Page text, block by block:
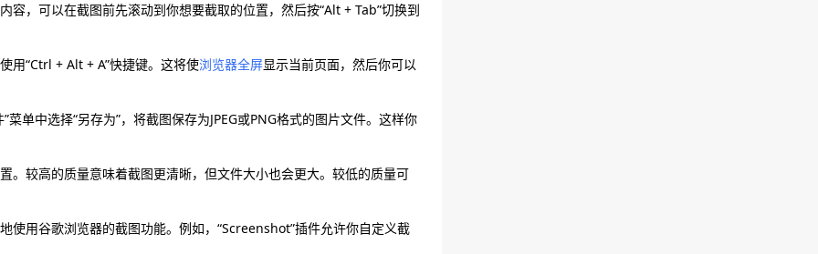
，可以在截图前先滚动到你想要截取的位置，然后按“Alt + Tab”切换到
用“Ctrl + Alt + A”快捷键。这将使浏览器全屏显示当前页面，然后你可以
单中选择“另存为”，将截图保存为JPEG或PNG格式的图片文件。这样你
。较高的质量意味着截图更清晰，但文件大小也会更大。较低的质量可
使用谷歌浏览器的截图功能。例如，“Screenshot”插件允许你自定义截